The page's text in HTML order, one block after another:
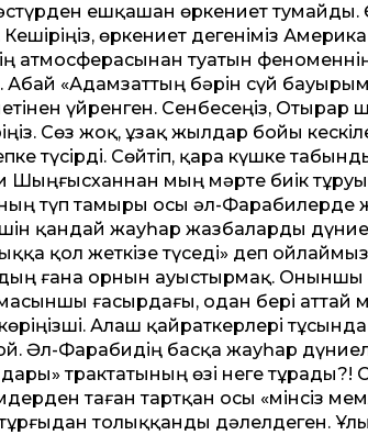
ешқашан өркениет
өркениет дегеніміз
атмосферасынан туатын
Абай «Адамзаттың бәрін сүй
үйренген. Сенбесеңіз, Отырар
Сөз жоқ, ұзақ жылдар бойы
түсірді. Сөйтіп, қара күшке
Шыңғыс­хан­нан мың мәрте биік тұруы
түп тамыры осы әл-Фарабилерде
қандай жауһар жазбаларды
қол жеткізе түседі» деп ойлаймыз.
ғана орнын ауыстырмақ.
ғасырдағы, одан бері аттай
Алаш қайраткерлері
Әл-Фарабидің басқа жауһар
трактатының өзі неге тұрады?!
таған тартқан осы «мінсіз
толыққанды дәлелдеген.